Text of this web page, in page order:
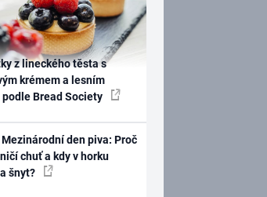
z lineckého těsta s
krémem a lesním
podle Bread Society
den piva: Proč
chuť a kdy v horku
šnyt?